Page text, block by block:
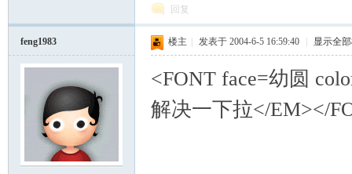
回复
feng1983 楼主 发表于 2004-6-5 16:59:40 显示全
<FONT face=幼圆
解决一下拉</EM></